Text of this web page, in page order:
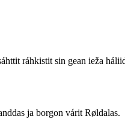
ráhkistit sin gean ieža
ja borgon várit Røldalas.